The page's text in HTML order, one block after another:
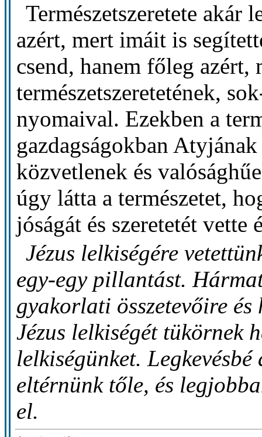
Természetszeretete akár
azért, mert imáit is
csend, hanem főleg
természetszeretetének,
nyomaival. Ezekben a
gazdagságokban
közvetlenek és
úgy látta a természetet,
jóságát és szeretetét vette
Jézus lelkiségére
egy-egy pillantást.
gyakorlati összetevőire
Jézus lelkiségét tükörnek
lelkiségünket.
eltérnünk tőle, és
el.